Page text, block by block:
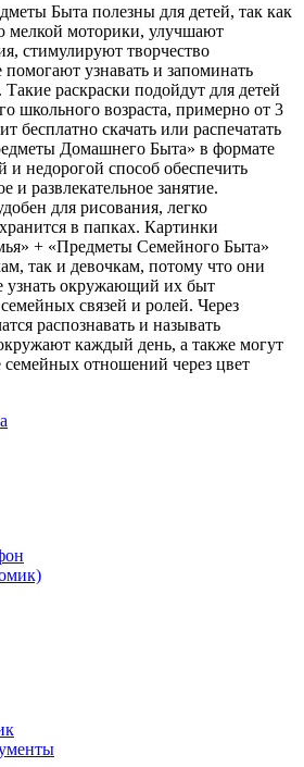
Быта полезны для детей, так как
мелкой моторики, улучшают
стимулируют творчество
узнавать и запоминать
раскраски подойдут для детей
школьного возраста, примерно от 3
бесплатно скачать или распечатать
Домашнего Быта» в формате
и недорогой способ обеспечить
и развлекательное занятие.
для рисования, легко
в папках. Картинки
+ «Предметы Семейного Быта»
так и девочкам, потому что они
узнать окружающий их быт
связей и ролей. Через
распознавать и называть
каждый день, а также могут
отношений через цвет